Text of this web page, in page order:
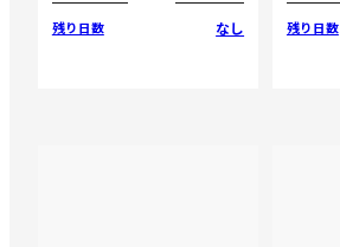
残り日数 なし 残り日数